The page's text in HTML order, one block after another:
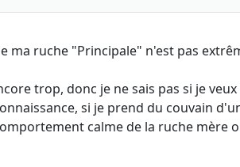
ma ruche "Principale" n'est pas
trop, donc je ne sais pas si je
si je prend du couvain
calme de la ruche mère